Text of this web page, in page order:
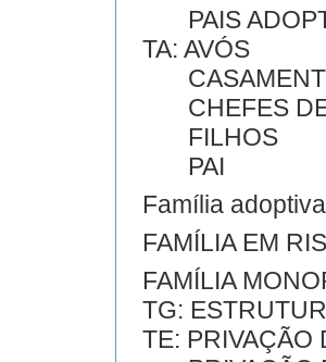
PAIS
TA: AVÓS
CHEFES DE
FILHOS
PAI
Família
FAMÍLIA EM
FAMÍLIA
TG:
TE: PRIVAÇÃO